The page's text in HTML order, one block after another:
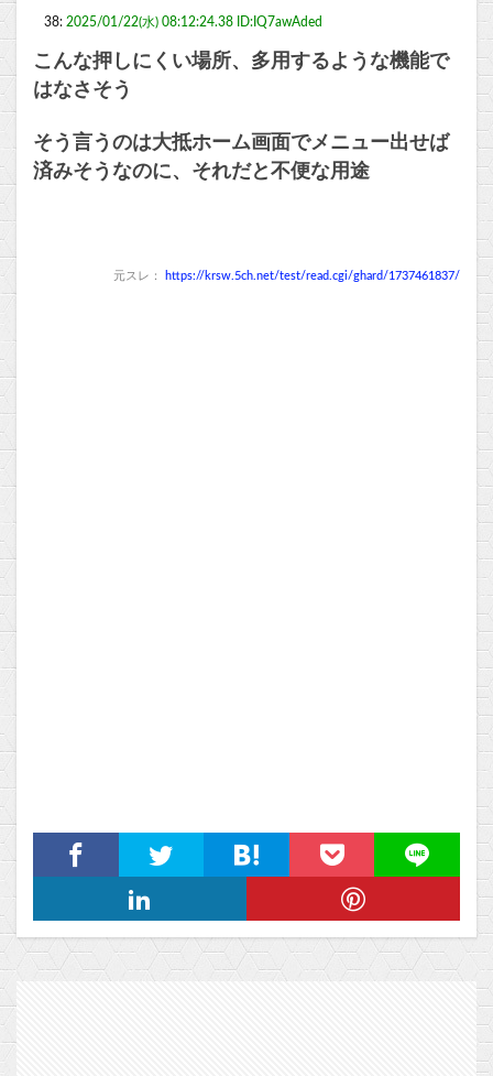
38: 2025/01/22(水) 08:12:24.38 ID:IQ7awAded
こんな押しにくい場所、多用するような機能で
はなさそう
そう言うのは大抵ホーム画面でメニュー出せば
済みそうなのに、それだと不便な用途
元スレ： https://krsw.5ch.net/test/read.cgi/ghard/1737461837/